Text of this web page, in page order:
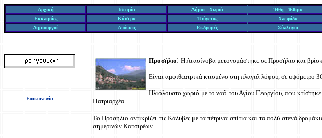
Αρχική Ιστορία Δήμοι - Χωριά Ήθη - Έθιμα
Εκκλησίες
Κάστρα Ταΰγετος Χλωρίδα
Δημιουργοί
Απόψεις Εκδρομές Σύλλογοι
Επικοινωνία
Προσήλιο: Η Λιασίνοβα μετονομάστηκε σε Προσήλιο και
Είναι αμφιθεατρικά κτισμένο στη πλαγιά λόφου, σε
Ηλιόλουστο χωριό με το ναό του Αγίου Γεωργίου, που
Πατριαρχέα.
Το Προσήλιο αντικρίζει τις Κάλυβες με τα πέτρινα σπίτια και τα πολύ στενά
σημερινών Κατσιρέων.